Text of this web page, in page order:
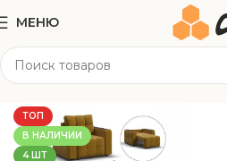
МЕНЮ
Мягкая мебель
ТОП
В НАЛИЧИИ
4 ШТ